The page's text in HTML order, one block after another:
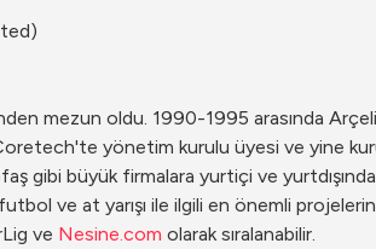
mezun oldu. 1990-1995 arasında
yönetim kurulu üyesi ve yine
gibi büyük firmalara yurtiçi ve
ve at yarışı ile ilgili en önemli projelerin
ve Nesine.com olarak sıralanabilir.